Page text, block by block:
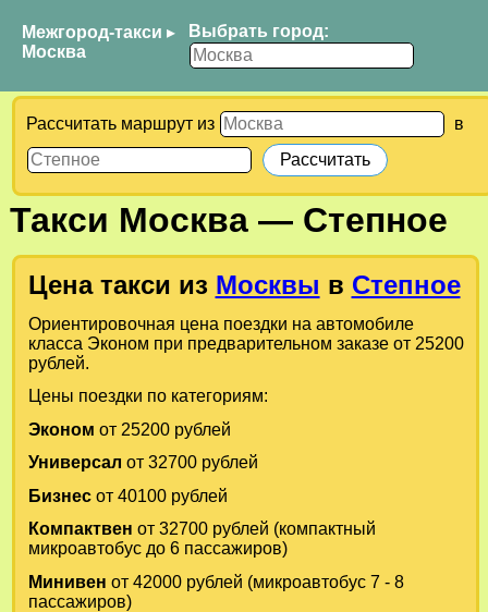
Межгород-такси ▸
Москва
Выбрать город:
Рассчитать маршрут из в
Такси Москва— Степное
Цена такси из Москвы в Степное
Ориентировочная цена поездки на автомобиле
класса Эконом при предварительном заказе от 25200
рублей.
Цены поездки по категориям:
Эконом от 25200 рублей
Универсал от 32700 рублей
Бизнесот 40100 рублей
Компактвен от 32700 рублей (компактный
микроавтобус до 6 пассажиров)
Минивен от 42000 рублей (микроавтобус 7 - 8
пассажиров)